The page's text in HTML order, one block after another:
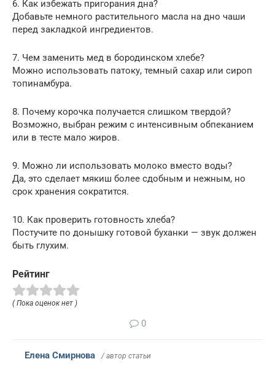
6. Как избежать пригорания дна?
Добавьте немного растительного масла на дно чаши
перед закладкой ингредиентов.
7. Чем заменить мед в бородинском хлебе?
Можно использовать патоку, темный сахар или сироп
топинамбура.
8. Почему корочка получается слишком твердой?
Возможно, выбран режим с интенсивным обпеканием
или в тесте мало жиров.
9. Можно ли использовать молоко вместо воды?
Да, это сделает мякиш более сдобным и нежным, но
срок хранения сократится.
10. Как проверить готовность хлеба?
Постучите по донышку готовой буханки — звук должен
быть глухим.
Рейтинг
( Пока оценок нет )
0
Елена Смирнова / автор статьи